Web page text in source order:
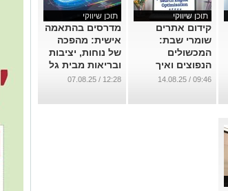
תוכן שיווקי
קידום אתרים
שומרי שבת:
המכשולים
הנפוצים ואיך
להתגבר עליהם
09:46 / 14.08.25
תוכן שיווקי
מדרסים בהתאמה
אישית: מהפכה
של נוחות, יציבות
ובריאות מבית גל
און קליניק
12:28 / 07.08.25